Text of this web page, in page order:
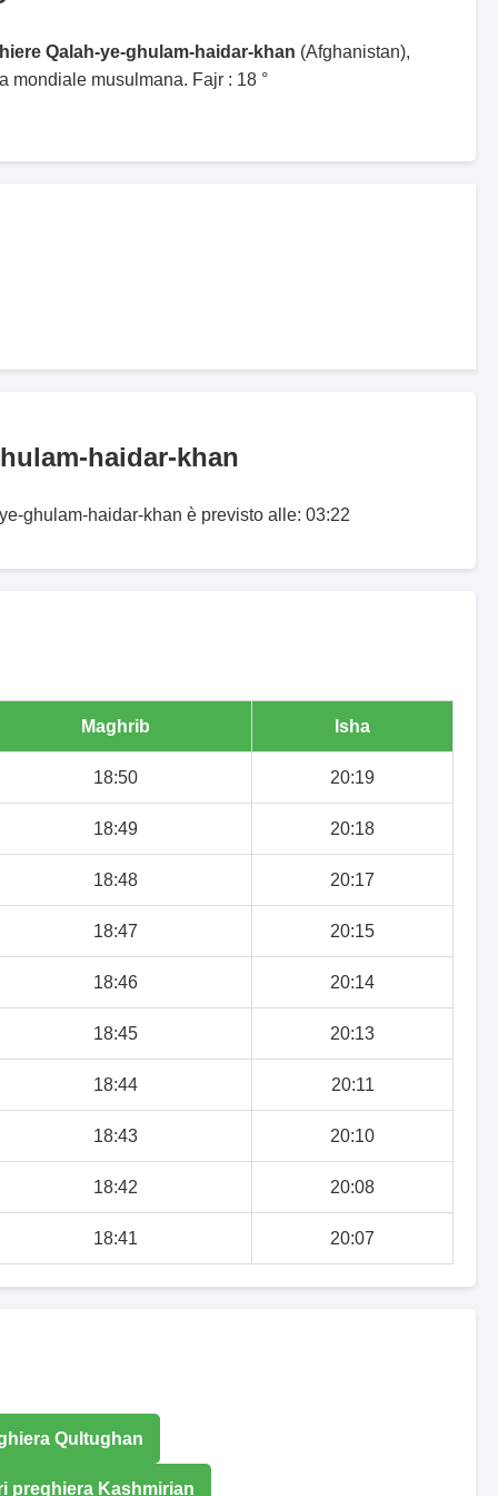
Qalah-ye-ghulam-haidar-khan (Afghanistan),
mondiale musulmana. Fajr : 18 °
haidar-khan
ghulam-haidar-khan è previsto alle: 03:22
Maghrib Isha
18:50 20:19
18:49 20:18
18:48 20:17
18:47 20:15
18:46 20:14
18:45 20:13
18:44 20:11
18:43 20:10
18:42 20:08
18:41 20:07
Qultughan
preghiera Kashmirian